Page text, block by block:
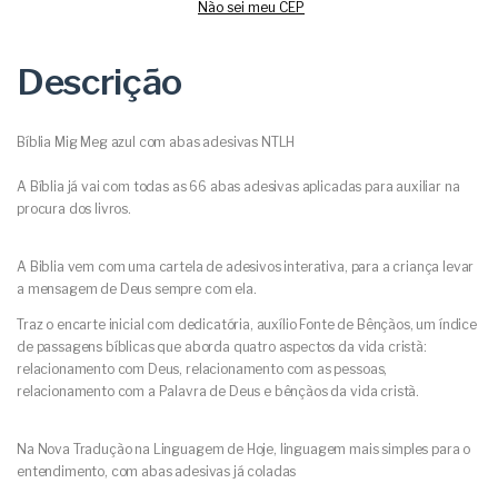
Não sei meu CEP
Descrição
Bíblia Mig Meg azul com abas adesivas NTLH
A Bíblia já vai com todas as 66 abas adesivas aplicadas para auxiliar na
procura dos livros.
A Biblia vem com uma cartela de adesivos interativa, para a criança levar
a mensagem de Deus sempre com ela.
Traz o encarte inicial com dedicatória, auxílio Fonte de Bênçãos, um índice
de passagens bíblicas que aborda quatro aspectos da vida cristã:
relacionamento com Deus, relacionamento com as pessoas,
relacionamento com a Palavra de Deus e bênçãos da vida cristã.
Na Nova Tradução na Linguagem de Hoje, linguagem mais simples para o
entendimento, com abas adesivas já coladas